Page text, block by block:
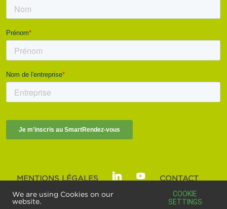
MENTIONS LÉGALES
CONTACT
SMART BUILDINGS ALLIANCE | © 2025
We are using Cookies on our
website.
COOKIE
SETTINGS